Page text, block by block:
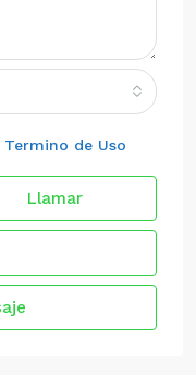
Termino de Uso
Llamar